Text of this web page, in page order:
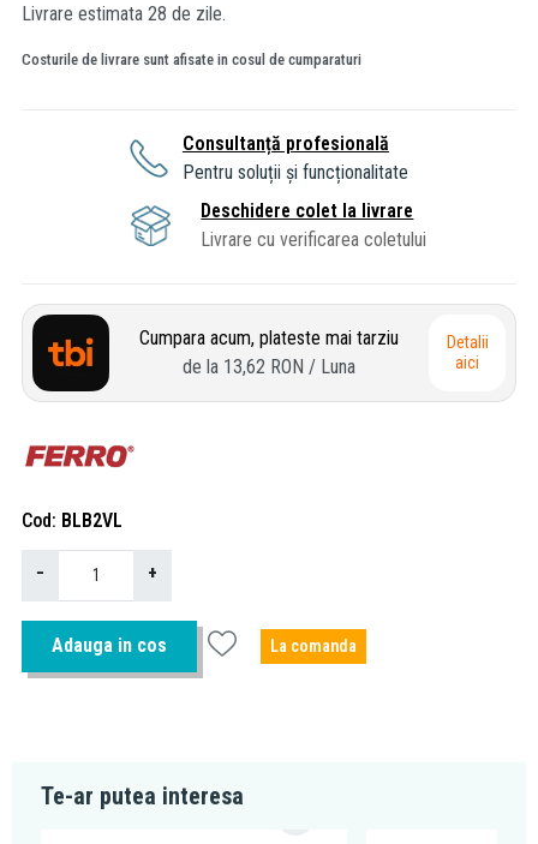
Livrare estimata 28 de zile.
Costurile de livrare sunt afisate in cosul de cumparaturi
Consultanță profesională
Pentru soluții și funcționalitate
Deschidere colet la livrare
Livrare cu verificarea coletului
Cumpara acum, plateste mai tarziu
de la 13,62 RON / Luna
Detalii
aici
Cod BLB2VL
− +
Adauga in cos La comanda
Te-ar putea interesa